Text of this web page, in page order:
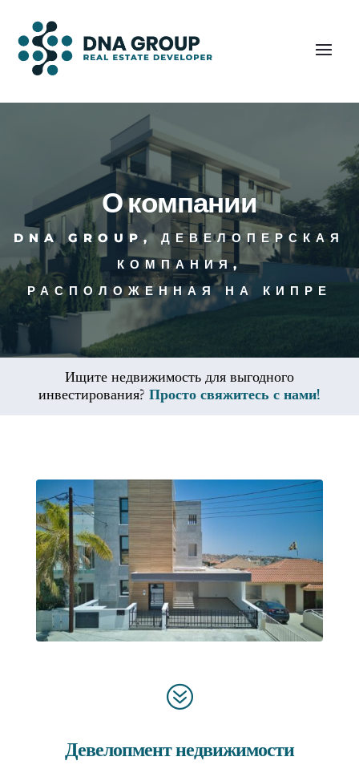
О компании
DNA GROUP, ДЕВЕЛОПЕРСКАЯ
КОМПАНИЯ,
РАСПОЛОЖЕННАЯ НА КИПРЕ
Ищите недвижимость для выгодного
инвестирования? Просто свяжитесь с нами!
?
Девелопмент недвижимости